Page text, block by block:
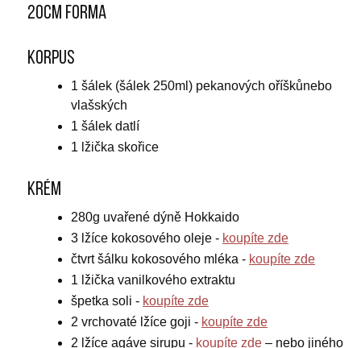
20cm forma
Korpus
1 šálek (šálek 250ml) pekanových oříškůnebo
vlašských
1 šálek datlí
1 lžička skořice
Krém
280g uvařené dýně Hokkaido
3 lžíce kokosového oleje - koupíte zde
čtvrt šálku kokosového mléka - koupíte zde
1 lžička vanilkového extraktu
špetka soli - koupíte zde
2 vrchovaté lžíce goji - koupíte zde
2 lžíce agáve sirupu - koupíte zde – nebo jiného